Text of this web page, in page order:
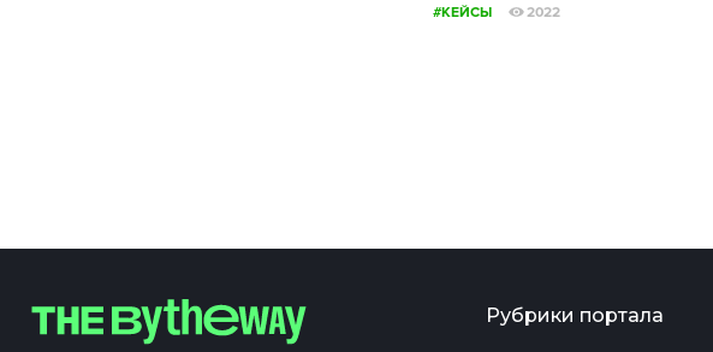
#КЕЙСЫ 2022
Рубрики портала